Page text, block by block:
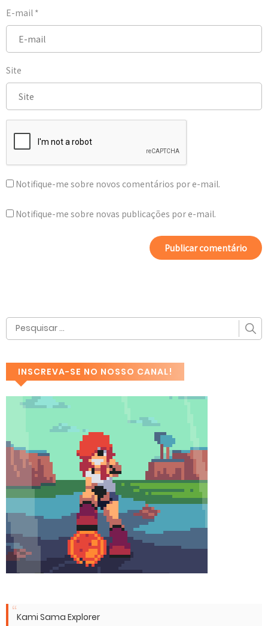
E-mail *
Site
Notifique-me sobre novos comentários por e-mail.
Notifique-me sobre novas publicações por e-mail.
INSCREVA-SE NO NOSSO CANAL!
Kami Sama Explorer